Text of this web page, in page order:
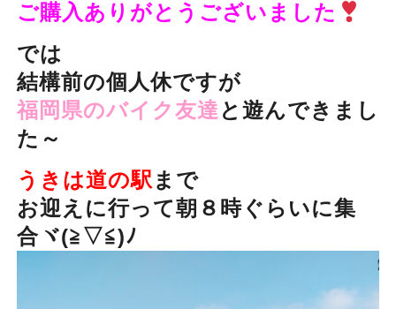
ご購入ありがとうございました
では
結構前の個人休ですが
福岡県のバイク友達と遊んできまし
た～
うきは道の駅まで
お迎えに行って朝８時ぐらいに集
合ヾ(≧▽≦)ﾉ